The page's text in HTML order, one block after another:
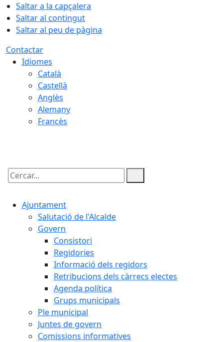
Saltar a la capçalera
Saltar al contingut
Saltar al peu de pàgina
Contactar
Idiomes
Català
Castellà
Anglès
Alemany
Francès
Cercar:
Ajuntament
Salutació de l'Alcalde
Govern
Consistori
Regidories
Informació dels regidors
Retribucions dels càrrecs electes
Agenda política
Grups municipals
Ple municipal
Juntes de govern
Comissions informatives